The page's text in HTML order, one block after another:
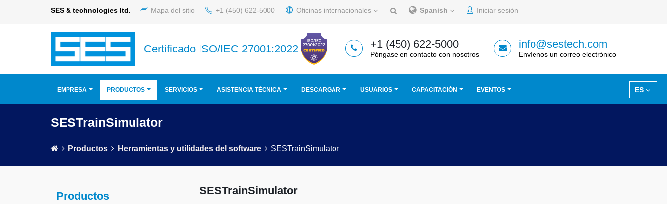
SES & technologies ltd. Mapa del sitio +1 (450) 622-5000 Oficinas internacionales Spanish Iniciar sesión
Certificado ISO/IEC 27001:2022 +1 (450) 622-5000
Póngase en contacto con nosotros
info@sestech.com
Envíenos un correo electrónico
ES
EMPRESA PRODUCTOS SERVICIOS ASISTENCIA TÉCNICA DESCARGAR USUARIOS CAPACITACIÓN EVENTOS
SESTrainSimulator
Productos Herramientas y utilidades del software SESTrainSimulator
Productos SESTrainSimulator